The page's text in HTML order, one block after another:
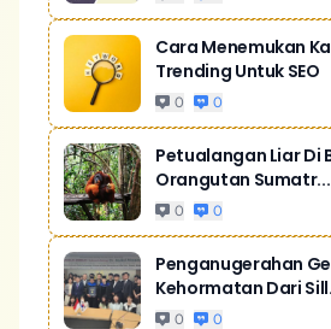
Cara Menemukan
Trending Untuk SEO
0 0
Petualangan Liar Di
Orangutan Sumatr...
0 0
Penganugerahan
Kehormatan Dari
0 0